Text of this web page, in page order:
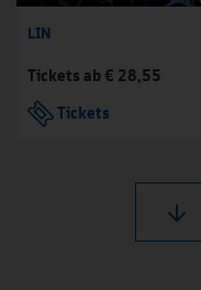
LIN
Tickets ab € 28,55
Tickets